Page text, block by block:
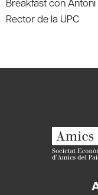
entradas
Rector de la UPC